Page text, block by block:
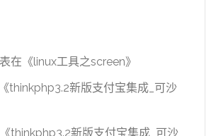
在《linux工具之screen》
thinkphp3.2新版支付宝集成_可沙
thinkphp3.2新版支付宝集成_可沙